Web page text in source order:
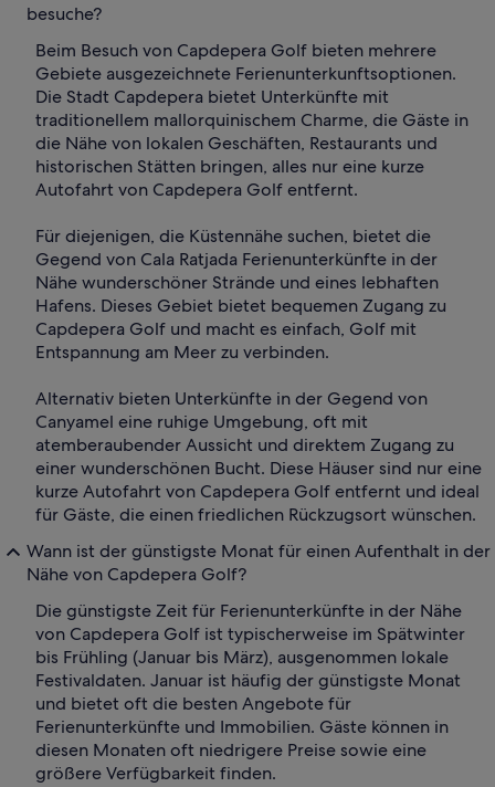
besuche?
Beim Besuch von Capdepera Golf bieten mehrere
Gebiete ausgezeichnete Ferienunterkunftsoptionen.
Die Stadt Capdepera bietet Unterkünfte mit
traditionellem mallorquinischem Charme, die Gäste in
die Nähe von lokalen Geschäften, Restaurants und
historischen Stätten bringen, alles nur eine kurze
Autofahrt von Capdepera Golf entfernt.
Für diejenigen, die Küstennähe suchen, bietet die
Gegend von Cala Ratjada Ferienunterkünfte in der
Nähe wunderschöner Strände und eines lebhaften
Hafens. Dieses Gebiet bietet bequemen Zugang zu
Capdepera Golf und macht es einfach, Golf mit
Entspannung am Meer zu verbinden.
Alternativ bieten Unterkünfte in der Gegend von
Canyamel eine ruhige Umgebung, oft mit
atemberaubender Aussicht und direktem Zugang zu
einer wunderschönen Bucht. Diese Häuser sind nur eine
kurze Autofahrt von Capdepera Golf entfernt und ideal
für Gäste, die einen friedlichen Rückzugsort wünschen.
Wann ist der günstigste Monat für einen Aufenthalt in der
Nähe von Capdepera Golf?
Die günstigste Zeit für Ferienunterkünfte in der Nähe
von Capdepera Golf ist typischerweise im Spätwinter
bis Frühling (Januar bis März), ausgenommen lokale
Festivaldaten. Januar ist häufig der günstigste Monat
und bietet oft die besten Angebote für
Ferienunterkünfte und Immobilien. Gäste können in
diesen Monaten oft niedrigere Preise sowie eine
größere Verfügbarkeit finden.